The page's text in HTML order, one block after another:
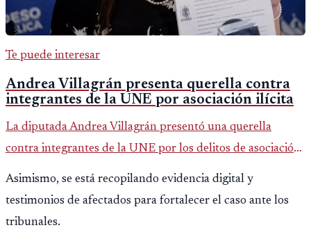
Te puede interesar
Andrea Villagrán presenta querella contra
integrantes de la UNE por asociación ilícita
La diputada Andrea Villagrán presentó una querella
contra integrantes de la UNE por los delitos de asociación
ilícita, terrorismo y sedición.
Asimismo, se está recopilando evidencia digital y
testimonios de afectados para fortalecer el caso ante los
tribunales.